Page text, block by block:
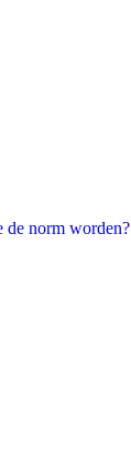
de norm worden?